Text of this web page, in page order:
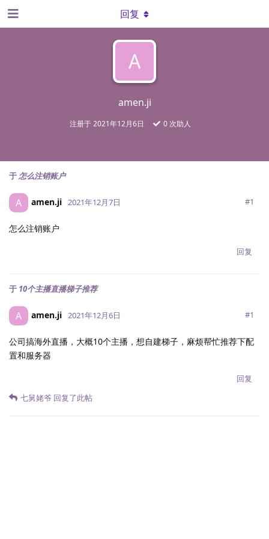
A
amen.ji
注册于2021年12月6日 0次助人
回复
于怎么注销账户
A amen.ji 2021年12月7日 #1
怎么注销账户
回复
于 10个主播直播梯子推荐
A amen.ji 2021年12月6日 #1
公司搞海外直播，大概10个主播，想自建梯子，麻烦帮忙推荐下配
置和服务器
回复
七舅姥爷 回复了此帖